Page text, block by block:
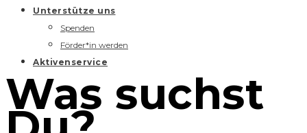
Unterstütze uns
Spenden
Förder*in werden
Aktivenservice
Was suchst